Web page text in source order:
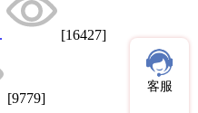
[16427]
[9779]
客服